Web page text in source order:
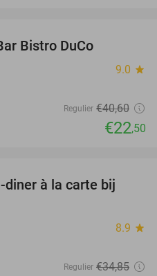
Bistro DuCo
9.0 star
Regulier €40,60
€22,50
49%
diner à la carte bij
8.9 star
Regulier €34,85